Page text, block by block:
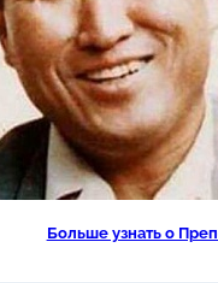
Больше узнать о